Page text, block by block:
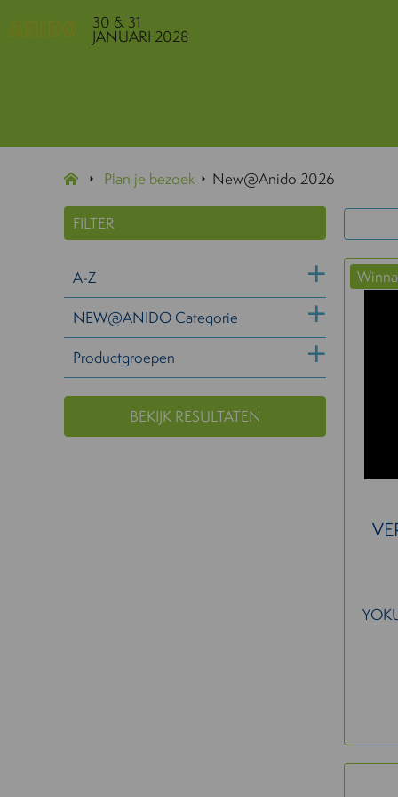
30 & 31
JANUARI 2028
Plan je bezoek New@Anido 2026
FILTER
A-Z
NEW@ANIDO Categorie
Productgroepen
BEKIJK RESULTATEN